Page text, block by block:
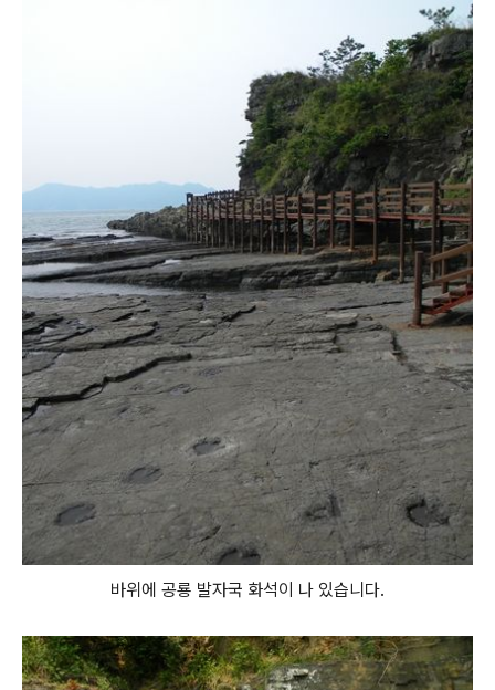
바위에 공룡 발자국 화석이 나 있습니다.